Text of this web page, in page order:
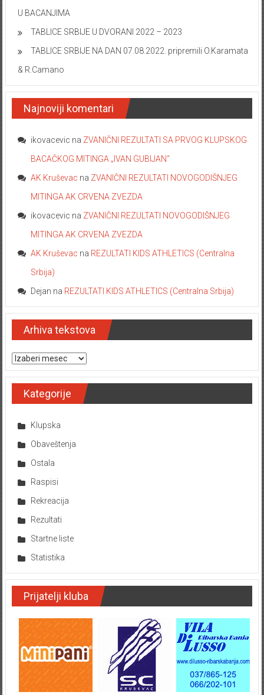
U BACANJIMA
TABLICE SRBIJE U DVORANI 2022 – 2023
TABLICE SRBIJE NA DAN 07.08.2022. pripremili O.Karamata
& R.Camano
Najnoviji komentari
ikovacevic na ZVANIČNI REZULTATI SA PRVOG KLUPSKOG
BACAČKOG MITINGA „IVAN GUBIJAN“
AK Kruševac na ZVANIČNI REZULTATI NOVOGODIŠNJEG
MITINGA AK CRVENA ZVEZDA
ikovacevic na ZVANIČNI REZULTATI NOVOGODIŠNJEG
MITINGA AK CRVENA ZVEZDA
AK Kruševac na REZULTATI KIDS ATHLETICS (Centralna
Srbija)
Dejan na REZULTATI KIDS ATHLETICS (Centralna Srbija)
Arhiva tekstova
Arhiva tekstova
Kategorije
Klupska
Obaveštenja
Ostala
Raspisi
Rekreacija
Rezultati
Startne liste
Statistika
Prijatelji kluba